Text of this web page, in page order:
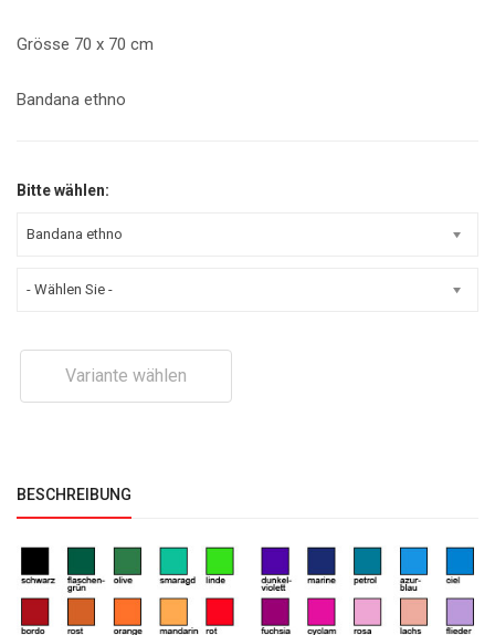
Grösse 70 x 70 cm
Bandana ethno
Bitte wählen:
Bandana ethno
- Wählen Sie -
Variante wählen
BESCHREIBUNG